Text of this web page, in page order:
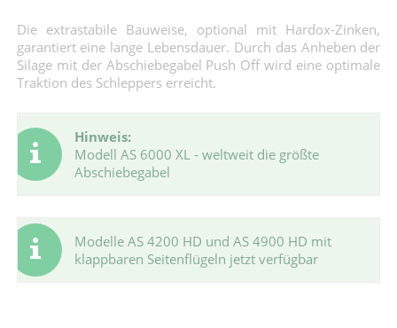
Die extrastabile Bauweise, optional mit Hardox-Zinken,
garantiert eine lange Lebensdauer. Durch das Anheben der
Silage mit der Abschiebegabel Push Off wird eine optimale
Traktion des Schleppers erreicht.
Hinweis:
Modell AS 6000 XL - weltweit die größte
Abschiebegabel
Modelle AS 4200 HD und AS 4900 HD mit
klappbaren Seitenflügeln jetzt verfügbar